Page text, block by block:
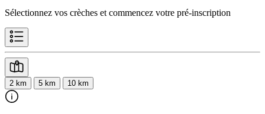
Sélectionnez vos crèches et commencez votre pré-inscription
2 km 5 km 10 km